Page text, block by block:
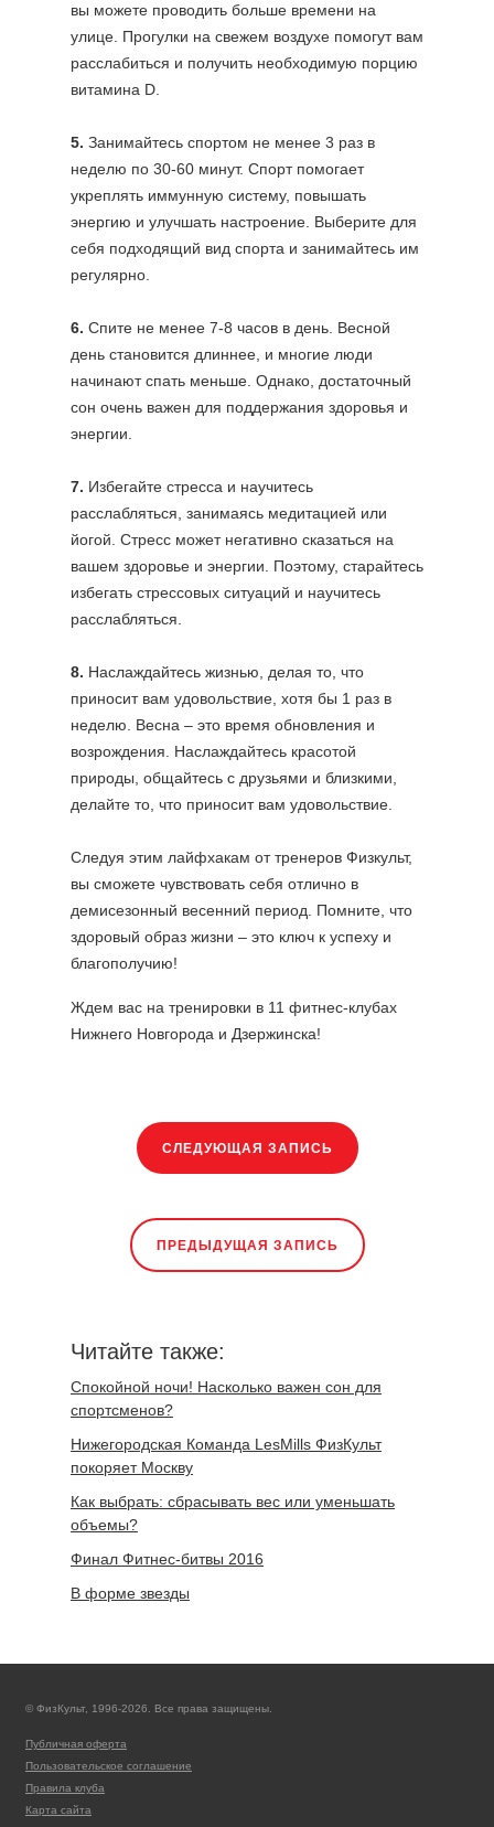
вы можете проводить больше времени на
улице. Прогулки на свежем воздухе помогут вам
расслабиться и получить необходимую порцию
витамина D.
5. Занимайтесь спортом не менее 3 раз в
неделю по 30-60 минут. Спорт помогает
укреплять иммунную систему, повышать
энергию и улучшать настроение. Выберите для
себя подходящий вид спорта и занимайтесь им
регулярно.
6. Спите не менее 7-8 часов в день. Весной
день становится длиннее, и многие люди
начинают спать меньше. Однако, достаточный
сон очень важен для поддержания здоровья и
энергии.
7. Избегайте стресса и научитесь
расслабляться, занимаясь медитацией или
йогой. Стресс может негативно сказаться на
вашем здоровье и энергии. Поэтому, старайтесь
избегать стрессовых ситуаций и научитесь
расслабляться.
8. Наслаждайтесь жизнью, делая то, что
приносит вам удовольствие, хотя бы 1 раз в
неделю. Весна – это время обновления и
возрождения. Наслаждайтесь красотой
природы, общайтесь с друзьями и близкими,
делайте то, что приносит вам удовольствие.
Следуя этим лайфхакам от тренеров Физкульт,
вы сможете чувствовать себя отлично в
демисезонный весенний период. Помните, что
здоровый образ жизни – это ключ к успеху и
благополучию!
Ждем вас на тренировки в 11 фитнес-клубах
Нижнего Новгорода и Дзержинска!
СЛЕДУЮЩАЯ ЗАПИСЬ
ПРЕДЫДУЩАЯ ЗАПИСЬ
Читайте также:
Спокойной ночи! Насколько важен сон для
спортсменов?
Нижегородская Команда LesMills ФизКульт
покоряет Москву
Как выбрать: сбрасывать вес или уменьшать
объемы?
Финал Фитнес-битвы 2016
В форме звезды
© ФизКульт, 1996-2026. Все права защищены.
Публичная оферта
Пользовательское соглашение
Правила клуба
Карта сайта